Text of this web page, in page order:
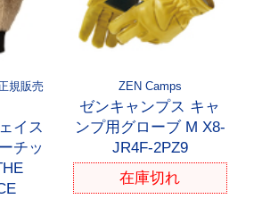
規販売
イス
チッ
ZEN Camps
ゼンキャンプス キャ
ンプ用グローブ M X8-
JR4F-2PZ9
在庫切れ